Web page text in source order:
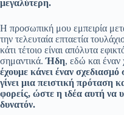
μεγαλύτερη.
Η προσωπική μου εμπειρία
την τελευταία επταετία
κάτι τέτοιο είναι απόλυτα
σημαντικά.Ήδη, εδώ και
έχουμε κάνει έναν
γίνει μια πειστική πρόταση
φορείς, ώστε η ιδέα αυτή να
δυνατόν.